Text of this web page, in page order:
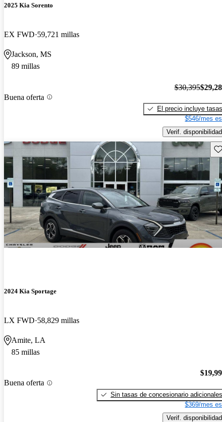
2025 Kia Sorento
EX FWD 59,721 millas
Jackson, MS
89 millas
Buena oferta
$30,395
El precio incluye tasas
$546/mes
Verif. disponibilidad
2024 Kia Sportage
LX FWD 58,829 millas
Amite, LA
85 millas
Buena oferta
Sin tasas de concesionario adicionales
$369/mes
Verif. disponibilidad